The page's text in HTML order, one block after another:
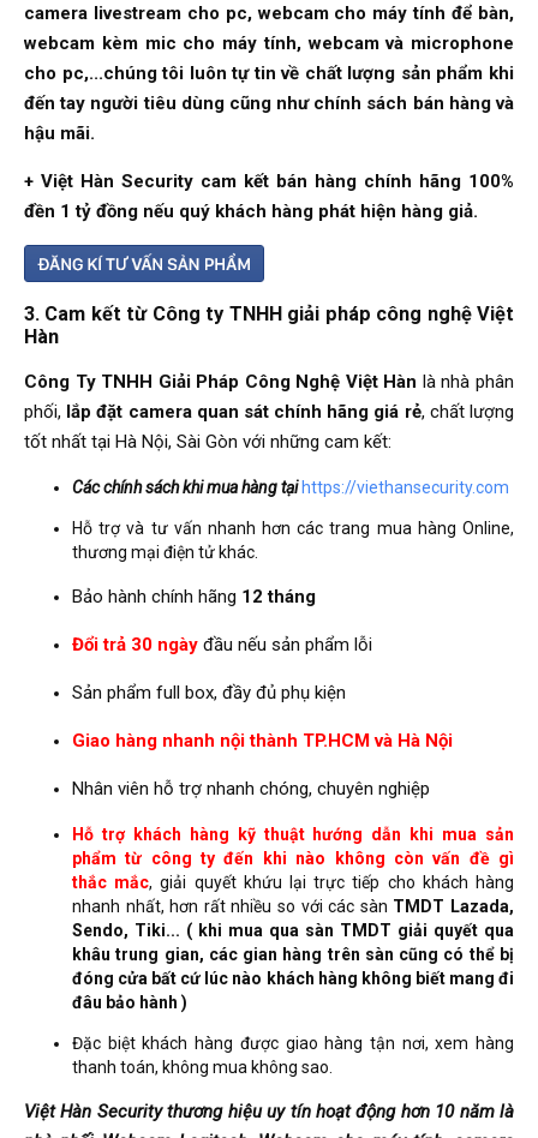
camera livestream cho pc, webcam cho máy tính để bàn,
webcam kèm mic cho máy tính, webcam và microphone
cho pc,...chúng tôi luôn tự tin về chất lượng sản phẩm khi
đến tay người tiêu dùng cũng như chính sách bán hàng và
hậu mãi.
+ Việt Hàn Security cam kết bán hàng chính hãng 100%
đền 1 tỷ đồng nếu quý khách hàng phát hiện hàng giả.
3. Cam kết từ Công ty TNHH giải pháp công nghệ Việt
Hàn
Công Ty TNHH Giải Pháp Công Nghệ Việt Hàn là nhà phân
phối, lắp đặt camera quan sát chính hãng giá rẻ, chất lượng
tốt nhất tại Hà Nội, Sài Gòn với những cam kết:
Các chính sách khi mua hàng tại https://viethansecurity.com
Hỗ trợ và tư vấn nhanh hơn các trang mua hàng Online,
thương mại điện tử khác.
Bảo hành chính hãng 12 tháng
Đổi trả 30 ngày đầu nếu sản phẩm lỗi
Sản phẩm full box, đầy đủ phụ kiện
Giao hàng nhanh nội thành TP.HCM và Hà Nội
Nhân viên hỗ trợ nhanh chóng, chuyên nghiệp
Hỗ trợ khách hàng kỹ thuật hướng dẫn khi mua sản
phẩm từ công ty đến khi nào không còn vấn đề gì
thắc mắc, giải quyết khứu lại trực tiếp cho khách hàng
nhanh nhất, hơn rất nhiều so với các sàn TMDT Lazada,
Sendo, Tiki... ( khi mua qua sàn TMDT giải quyết qua
khâu trung gian, các gian hàng trên sàn cũng có thể bị
đóng cửa bất cứ lúc nào khách hàng không biết mang đi
đâu bảo hành )
Đặc biệt khách hàng được giao hàng tận nơi, xem hàng
thanh toán, không mua không sao.
Việt Hàn Security thương hiệu uy tín hoạt động hơn 10 năm là